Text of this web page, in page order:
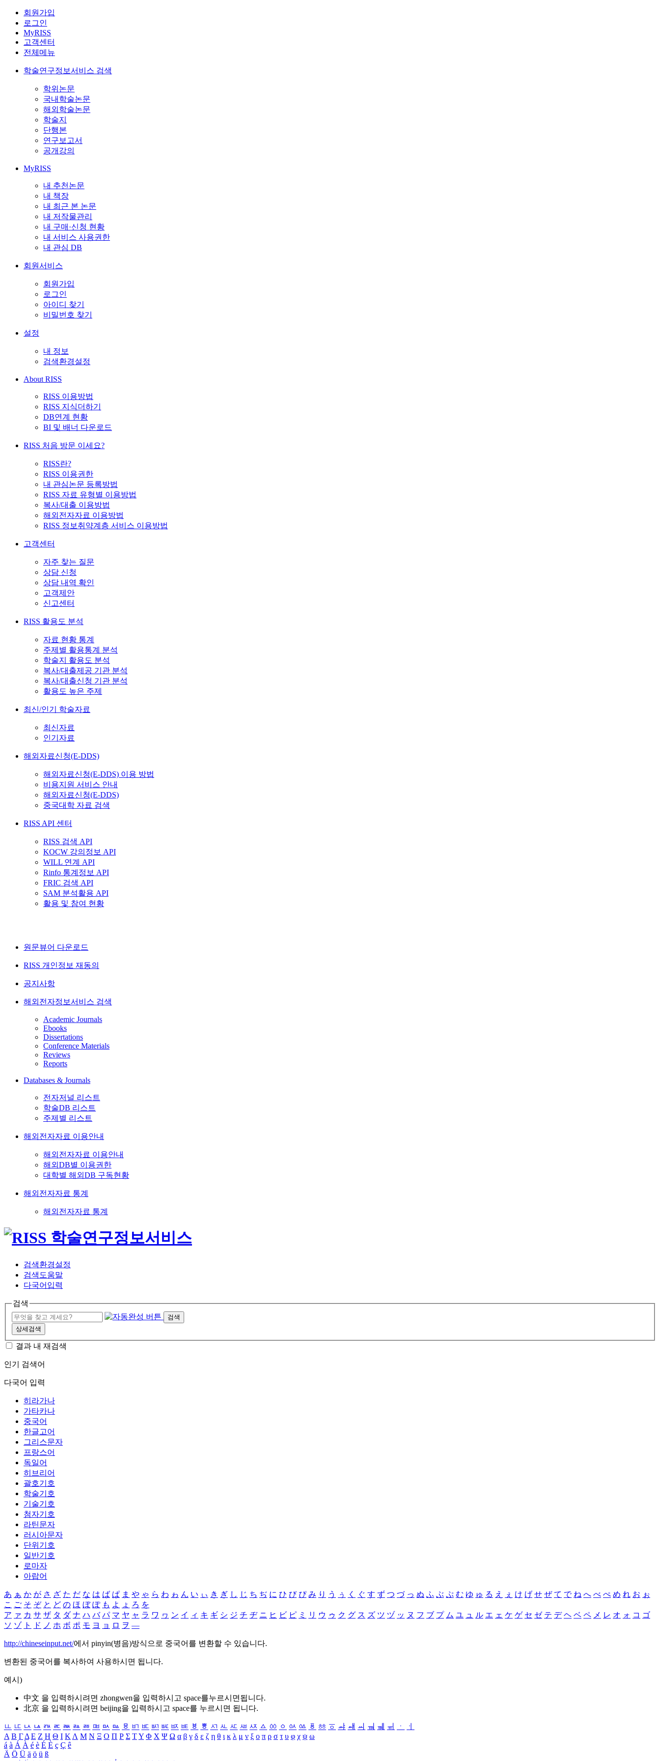
회원가입
로그인
MyRISS
고객센터
전체메뉴
학술연구정보서비스 검색
학위논문
국내학술논문
해외학술논문
학술지
단행본
연구보고서
공개강의
MyRISS
내 추천논문
내 책장
내 최근 본 논문
내 저작물관리
내 구매·신청 현황
내 서비스 사용권한
내 관심 DB
회원서비스
회원가입
로그인
아이디 찾기
비밀번호 찾기
설정
내 정보
검색환경설정
About RISS
RISS 이용방법
RISS 지식더하기
DB연계 현황
BI 및 배너 다운로드
RISS 처음 방문 이세요?
RISS란?
RISS 이용권한
내 관심논문 등록방법
RISS 자료 유형별 이용방법
복사/대출 이용방법
해외전자자료 이용방법
RISS 정보취약계층 서비스 이용방법
고객센터
자주 찾는 질문
상담 신청
상담 내역 확인
고객제안
신고센터
RISS 활용도 분석
자료 현황 통계
주제별 활용통계 분석
학술지 활용도 분석
복사/대출제공 기관 분석
복사/대출신청 기관 분석
활용도 높은 주제
최신/인기 학술자료
최신자료
인기자료
해외자료신청(E-DDS)
해외자료신청(E-DDS) 이용 방법
비용지원 서비스 안내
해외자료신청(E-DDS)
중국대학 자료 검색
RISS API 센터
RISS 검색 API
KOCW 강의정보 API
WILL 연계 API
Rinfo 통계정보 API
FRIC 검색 API
SAM 분석활용 API
활용 및 참여 현황
원문뷰어 다운로드
RISS 개인정보 재동의
공지사항
해외전자정보서비스 검색
Academic Journals
Ebooks
Dissertations
Conference Materials
Reviews
Reports
Databases & Journals
전자저널 리스트
학술DB 리스트
주제별 리스트
해외전자자료 이용안내
해외전자자료 이용안내
해외DB별 이용권한
대학별 해외DB 구독현황
해외전자자료 통계
해외전자자료 통계
검색환경설정
검색도움말
다국어입력
검색
검색
상세검색
결과 내 재검색
인기 검색어
다국어 입력
히라가나
가타카나
중국어
한글고어
그리스문자
프랑스어
독일어
히브리어
괄호기호
학술기호
기술기호
첨자기호
라틴문자
러시아문자
단위기호
일반기호
로마자
아랍어
あ ぁ か が さ ざ た だ な は ば ぱ ま や ゃ ら わ ゎ ん い ぃ き ぎ し じ ち ぢ に ひ び ぴ み り う ぅ く ぐ す ず つ づ っ ぬ ふ ぶ ぷ む ゆ ゅ る え ぇ け げ せ ぜ て で ね へ べ ぺ め れ お ぉ
こ ご そ ぞ と ど の ほ ぼ ぽ も よ ょ ろ を
ア ァ カ サ ザ タ ダ ナ ハ バ パ マ ヤ ャ ラ ワ ヮ ン イ ィ キ ギ シ ジ チ ヂ ニ ヒ ビ ピ ミ リ ウ ゥ ク グ ス ズ ツ ヅ ッ ヌ フ ブ プ ム ユ ュ ル エ ェ ケ ゲ セ ゼ テ デ ヘ ベ ペ メ レ オ ォ コ ゴ
ソ ゾ ト ド ノ ホ ボ ポ モ ヨ ョ ロ ヲ ―
http://chineseinput.net/에서 pinyin(병음)방식으로 중국어를 변환할 수 있습니다.
변환된 중국어를 복사하여 사용하시면 됩니다.
예시)
中文 을 입력하시려면 zhongwen을 입력하시고 space를누르시면됩니다.
北京 을 입력하시려면 beijing을 입력하시고 space를 누르시면 됩니다.
ㅥ ㅦ ㅧ ㅨ ㅩ ㅪ ㅫ ㅬ ㅭ ㅮ ㅯ ㅰ ㅱ ㅲ ㅳ ㅴ ㅵ ㅶ ㅷ ㅸ ㅹ ㅺ ㅻ ㅼ ㅽ ㅾ ㅿ ㆀ ㆁ ㆂ ㆃ ㆄ ㆅ ㆆ ㆇ ㆈ ㆉ ㆊ ㆋ ㆌ ㆍ
ㆎ
Α Β ΓΔ Ε Ζ Η Θ Ι ΚΛ Μ Ν Ξ Ο Π Ρ Σ ΤΥ Φ Χ Ψ Ω α β γ δ ε ζ η θ ι κ λ μ ν ξ ο π ρ σ τ υ φ χ ψ ω
á à Á À é è É È ç Ç ê
Ä Ö Ü ä ö ü ß